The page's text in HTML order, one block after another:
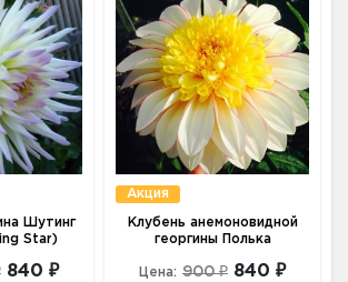
Шутинг
Star)
840 ₽
Акция
Клубень анемоновидной
георгины Полька
Цена: 900 ₽ 840 ₽